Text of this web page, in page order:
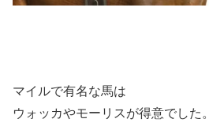
マイルで有名な馬は
ウォッカやモーリスが得意でした。